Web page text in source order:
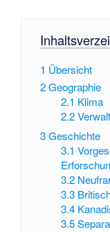
1 Übersicht
2Geographie
2.1 Klima
2.2
3Geschichte
3.1
3.2
3.3
3.4
3.5